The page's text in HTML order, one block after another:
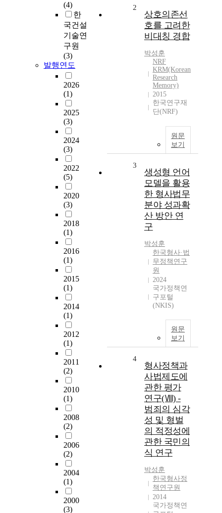
(4)
한
국건설
기술연
구원
(3)
발행연도
2026
(1)
2025
(3)
2024
(3)
2022
(5)
2020
(3)
2018
(1)
2016
(1)
2015
(1)
2014
(1)
2012
(1)
2011
(2)
2010
(1)
2008
(2)
2006
(2)
2004
(1)
2000
(3)
2
상호의존선
호를 고려한
비대칭 경합
박성훈
NRF
KRM(Korean
Research
Memory)
2015
한국연구재
단(NRF)
원문
보기
3
생성형 언어
모델을 활용
한 형사법무
분야 성과확
산 방안 연
구
박성훈
한국형사·법
무정책연구
원
2024
국가정책연
구포털
(NKIS)
원문
보기
4
형사정책과
사법제도에
관한 평가
연구(Ⅷ) -
범죄의 심각
성 및 형벌
의 적정성에
관한 국민의
식 연구
박성훈
한국형사정
책연구원
2014
국가정책연